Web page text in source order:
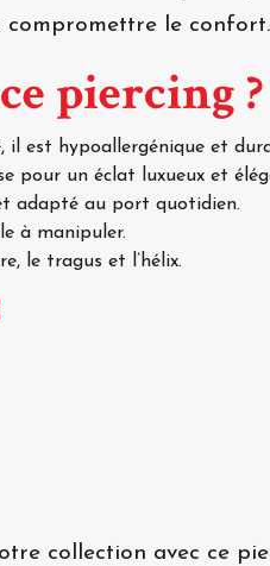
compromettre le confort.
piercing ?
il est hypoallergénique et
pour un éclat luxueux et
adapté au port quotidien.
à manipuler.
le tragus et l’hélix.
collection avec ce